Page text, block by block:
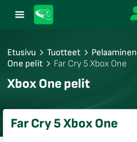
Etusivu Tuotteet Pelaaminen
One pelit
Far Cry 5 Xbox One
Xbox One pelit
Far Cry 5 Xbox One
sulje
sulje